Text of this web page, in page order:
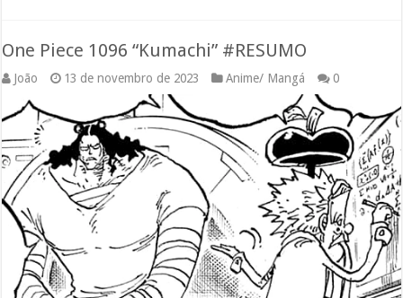
One Piece 1096 “Kumachi” #RESUMO
João 13 de novembro de 2023 Anime/ Mangá 0